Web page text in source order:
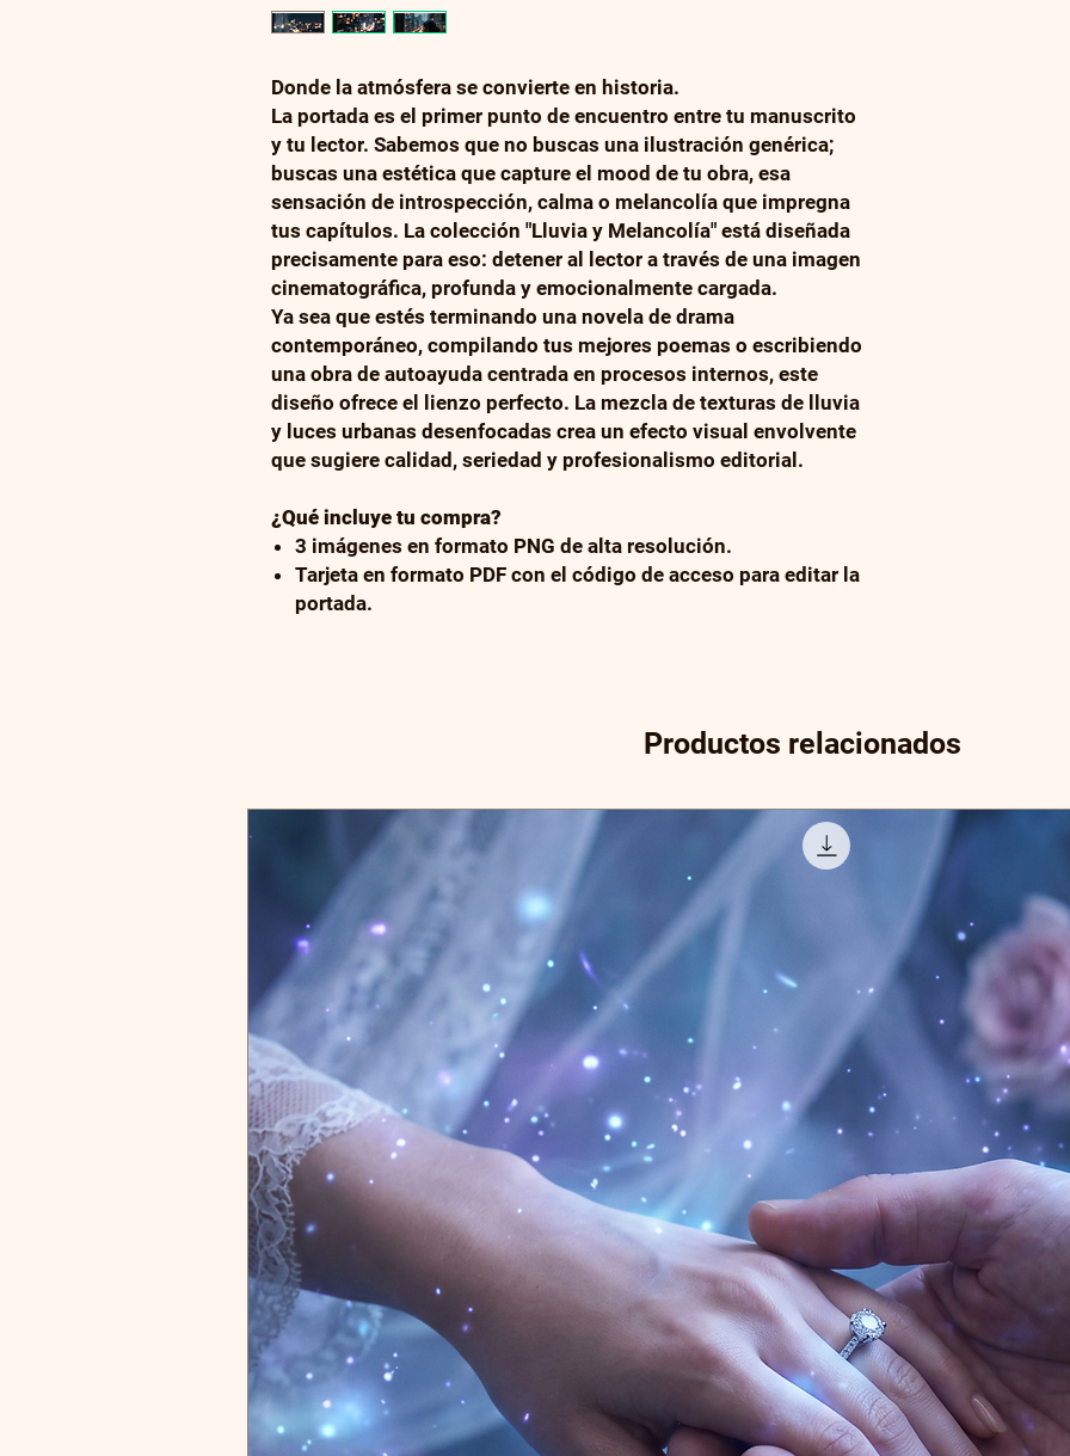
Donde la atmósfera se convierte en historia.
La portada es el primer punto de encuentro entre tu manuscrito
y tu lector. Sabemos que no buscas una ilustración genérica;
buscas una estética que capture el mood de tu obra, esa
sensación de introspección, calma o melancolía que impregna
tus capítulos. La colección "Lluvia y Melancolía" está diseñada
precisamente para eso: detener al lector a través de una imagen
cinematográfica, profunda y emocionalmente cargada.
Ya sea que estés terminando una novela de drama
contemporáneo, compilando tus mejores poemas o escribiendo
una obra de autoayuda centrada en procesos internos, este
diseño ofrece el lienzo perfecto. La mezcla de texturas de lluvia
y luces urbanas desenfocadas crea un efecto visual envolvente
que sugiere calidad, seriedad y profesionalismo editorial.
¿Qué incluye tu compra?
3 imágenes en formato PNG de alta resolución.
Tarjeta en formato PDF con el código de acceso para editar la
portada.
Productos relacionados